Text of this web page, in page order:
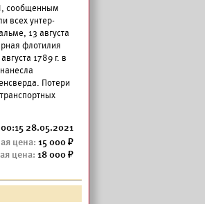
сообщенным
всех унтер-
13 августа
флотилия
1789 г. в
Потери
28.05.2021
15 000
18 000